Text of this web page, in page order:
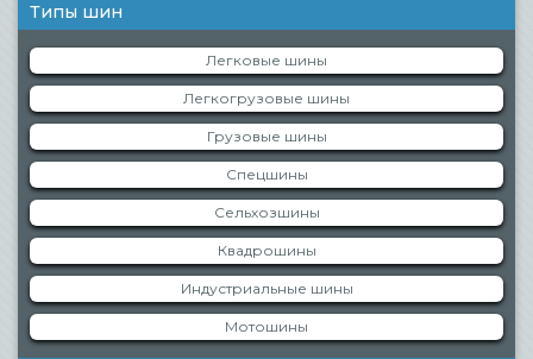
Типы шин
Легковые шины
Легкогрузовые шины
Грузовые шины
Спецшины
Сельхозшины
Квадрошины
Индустриальные шины
Мотошины